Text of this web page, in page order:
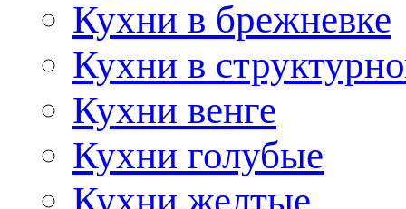
Кухни в брежневке
Кухни в
Кухни венге
Кухни голубые
Кухни желтые